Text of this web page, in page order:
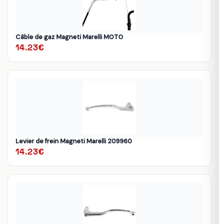
Câble de gaz Magneti Marelli MOTO
14.23€
Levier de frein Magneti Marelli 209960
14.23€